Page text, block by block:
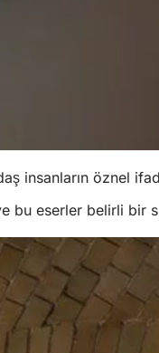
insanların öznel
bu eserler belirli